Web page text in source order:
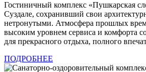
Гостиничный комплекс «Пушкарская
Суздале, сохранивший свои
нетронутыми. Атмосфера прошлых
высоким уровнем сервиса и комфорта
для прекрасного отдыха, полного
ПОДРОБНЕЕ